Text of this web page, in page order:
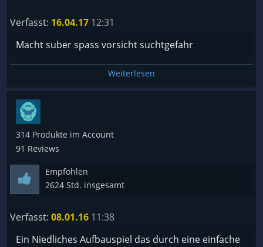
Verfasst: 16.04.17 12:31
Macht suber spass vorsicht suchtgefahr
Weiterlesen
314 Produkte im Account
91 Reviews
Empfohlen
2624 Std. insgesamt
Verfasst: 08.01.16 11:38
Ein Niedliches Aufbauspiel das durch eine einfache